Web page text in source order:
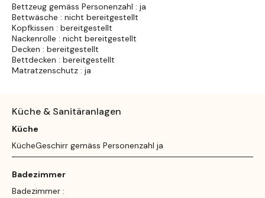
Bettzeug gemäss Personenzahl : ja
Bettwäsche : nicht bereitgestellt
Kopfkissen : bereitgestellt
Nackenrolle : nicht bereitgestellt
Decken : bereitgestellt
Bettdecken : bereitgestellt
Matratzenschutz : ja
Küche & Sanitäranlagen
Küche
KücheGeschirr gemäss Personenzahl ja
Badezimmer
Badezimmer :